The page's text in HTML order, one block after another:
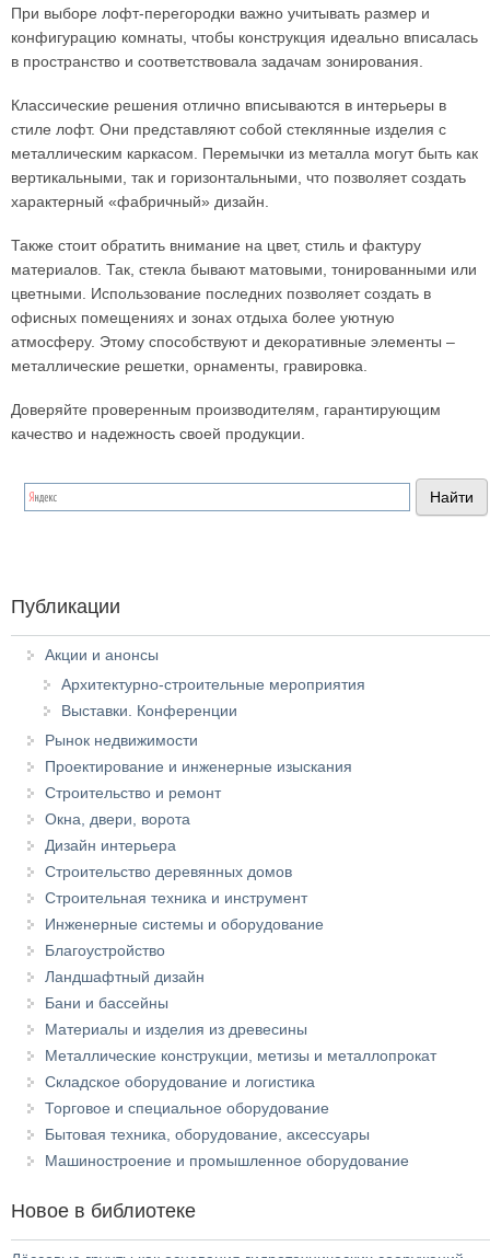
При выборе лофт-перегородки важно учитывать размер и
конфигурацию комнаты, чтобы конструкция идеально вписалась
в пространство и соответствовала задачам зонирования.
Классические решения отлично вписываются в интерьеры в
стиле лофт. Они представляют собой стеклянные изделия с
металлическим каркасом. Перемычки из металла могут быть как
вертикальными, так и горизонтальными, что позволяет создать
характерный «фабричный» дизайн.
Также стоит обратить внимание на цвет, стиль и фактуру
материалов. Так, стекла бывают матовыми, тонированными или
цветными. Использование последних позволяет создать в
офисных помещениях и зонах отдыха более уютную
атмосферу. Этому способствуют и декоративные элементы –
металлические решетки, орнаменты, гравировка.
Доверяйте проверенным производителям, гарантирующим
качество и надежность своей продукции.
Публикации
Акции и анонсы
Архитектурно-строительные мероприятия
Выставки. Конференции
Рынок недвижимости
Проектирование и инженерные изыскания
Строительство и ремонт
Окна, двери, ворота
Дизайн интерьера
Строительство деревянных домов
Строительная техника и инструмент
Инженерные системы и оборудование
Благоустройство
Ландшафтный дизайн
Бани и бассейны
Материалы и изделия из древесины
Металлические конструкции, метизы и металлопрокат
Складское оборудование и логистика
Торговое и специальное оборудование
Бытовая техника, оборудование, аксессуары
Машиностроение и промышленное оборудование
Новое в библиотеке